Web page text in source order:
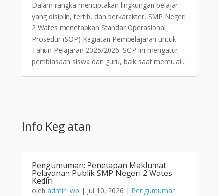
Dalam rangka menciptakan lingkungan belajar
yang disiplin, tertib, dan berkarakter, SMP Negeri
2 Wates menetapkan Standar Operasional
Prosedur (SOP) Kegiatan Pembelajaran untuk
Tahun Pelajaran 2025/2026. SOP ini mengatur
pembiasaan siswa dan guru, baik saat memulai...
Info Kegiatan
Pengumuman: Penetapan Maklumat
Pelayanan Publik SMP Negeri 2 Wates
Kediri
oleh admin_wp | Jul 10, 2026 | Pengumuman